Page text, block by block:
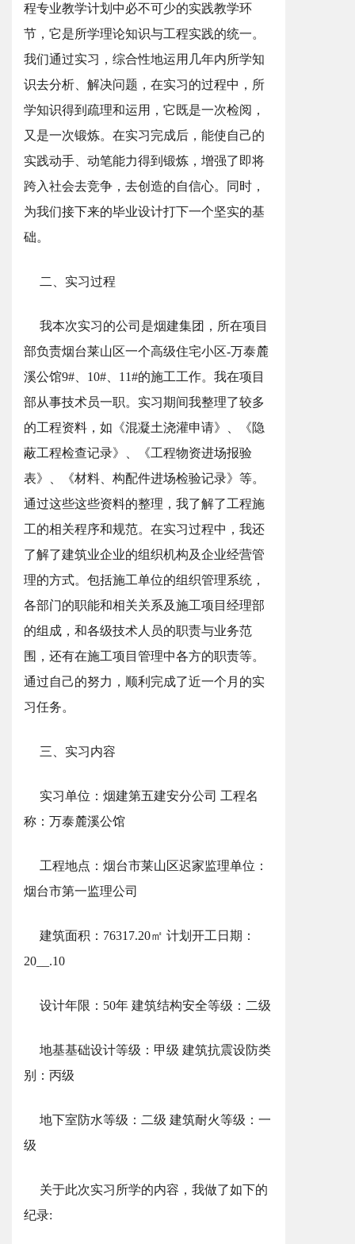
程专业教学计划中必不可少的实践教学环
节，它是所学理论知识与工程实践的统一。
我们通过实习，综合性地运用几年内所学知
识去分析、解决问题，在实习的过程中，所
学知识得到疏理和运用，它既是一次检阅，
又是一次锻炼。在实习完成后，能使自己的
实践动手、动笔能力得到锻炼，增强了即将
跨入社会去竞争，去创造的自信心。同时，
为我们接下来的毕业设计打下一个坚实的基
础。
二、实习过程
我本次实习的公司是烟建集团，所在项目
部负责烟台莱山区一个高级住宅小区-万泰麓
溪公馆9#、10#、11#的施工工作。我在项目
部从事技术员一职。实习期间我整理了较多
的工程资料，如《混凝土浇灌申请》、《隐
蔽工程检查记录》、《工程物资进场报验
表》、《材料、构配件进场检验记录》等。
通过这些这些资料的整理，我了解了工程施
工的相关程序和规范。在实习过程中，我还
了解了建筑业企业的组织机构及企业经营管
理的方式。包括施工单位的组织管理系统，
各部门的职能和相关关系及施工项目经理部
的组成，和各级技术人员的职责与业务范
围，还有在施工项目管理中各方的职责等。
通过自己的努力，顺利完成了近一个月的实
习任务。
三、实习内容
实习单位：烟建第五建安分公司 工程名
称：万泰麓溪公馆
工程地点：烟台市莱山区迟家监理单位：
烟台市第一监理公司
建筑面积：76317.20㎡ 计划开工日期：
20__.10
设计年限：50年 建筑结构安全等级：二级
地基基础设计等级：甲级 建筑抗震设防类
别：丙级
地下室防水等级：二级 建筑耐火等级：一
级
关于此次实习所学的内容，我做了如下的
纪录: